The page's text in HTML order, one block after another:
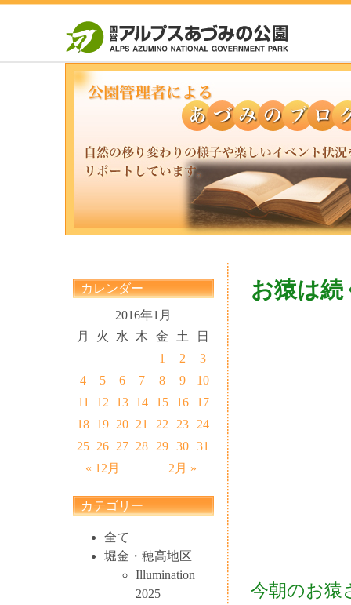
カレンダー
2016年1月
月
火 水 木 金 土 日
« 12月 2月 »
1 2
3
4
5 6 7 8 9
10
11
12 13 14 15 16
17
18 19 20 21 22 23
24
25 26 27 28 29 30 31
カテゴリー
全て
堀金・穂高地区
Illumination
2025
お猿は続
今朝のお猿